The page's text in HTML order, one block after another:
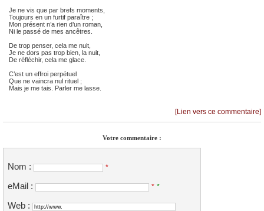
Je ne vis que par brefs moments,
Toujours en un furtif paraître ;
Mon présent n’a rien d’un roman,
Ni le passé de mes ancêtres.
De trop penser, cela me nuit,
Je ne dors pas trop bien, la nuit,
De réfléchir, cela me glace.
C’est un effroi perpétuel
Que ne vaincra nul rituel ;
Mais je me tais. Parler me lasse.
[Lien vers ce commentaire]
Votre commentaire :
Nom : *
eMail : * *
Web :